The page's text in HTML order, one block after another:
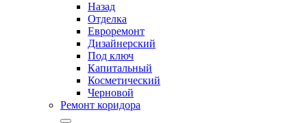
Назад
Отделка
Евроремонт
Дизайнерский
Под ключ
Капитальный
Косметический
Черновой
Ремонт коридора